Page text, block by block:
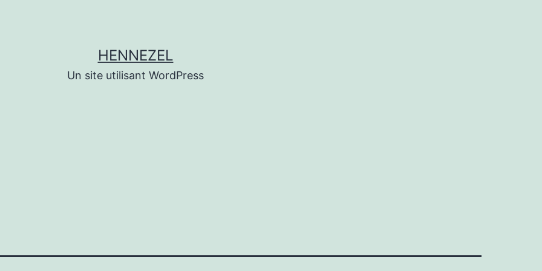
HENNEZEL
Un site utilisant WordPress